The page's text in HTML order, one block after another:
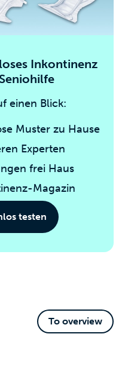
Inkontinenz
einen Blick:
Muster zu Hause
Experten
frei Haus
Magazin
testen
To overview